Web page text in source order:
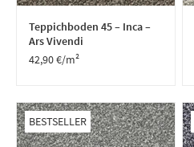
Teppichboden 45 – Inca –
Ars Vivendi
42,90€/m²
BESTSELLER